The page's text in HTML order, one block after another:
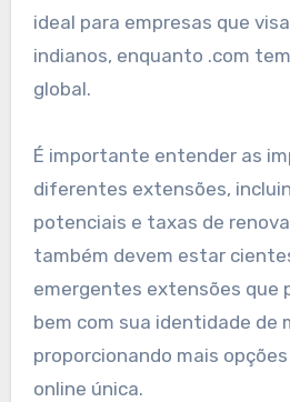
ideal para empresas que
indianos, enquanto .com
global.
É importante entender as
diferentes extensões,
potenciais e taxas de
também devem estar
emergentes extensões que
bem com sua identidade de
proporcionando mais
online única.